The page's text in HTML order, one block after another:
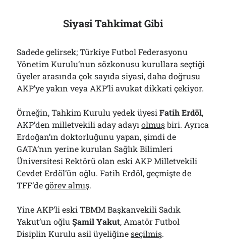
Siyasi Tahkimat Gibi
Sadede gelirsek; Türkiye Futbol Federasyonu
Yönetim Kurulu’nun sözkonusu kurullara seçtiği
üyeler arasında çok sayıda siyasi, daha doğrusu
AKP’ye yakın veya AKP’li avukat dikkati çekiyor.
Örneğin, Tahkim Kurulu yedek üyesiFatih Erdöl,
AKP’den milletvekili aday adayıolmuşbiri. Ayrıca
Erdoğan’ın doktorluğunu yapan, şimdi de
GATA’nın yerine kurulan Sağlık Bilimleri
Üniversitesi Rektörü olan eski AKP Milletvekili
Cevdet Erdöl’ün oğlu. Fatih Erdöl, geçmişte de
TFF’degörev almış.
Yine AKP’li eski TBMM Başkanvekili Sadık
Yakut’un oğluŞamil Yakut, Amatör Futbol
Disiplin Kurulu asil üyeliğineseçilmiş.